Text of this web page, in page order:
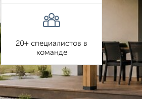
20+ специалистов в
команде